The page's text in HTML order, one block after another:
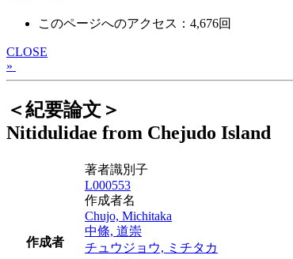
このページへのアクセス：4,676回
CLOSE
»
＜紀要論文＞
Nitidulidae from Chejudo Island
作成者
著者識別子
L000553
作成者名
Chujo, Michitaka
中條, 道崇
チュウジョウ, ミチタカ